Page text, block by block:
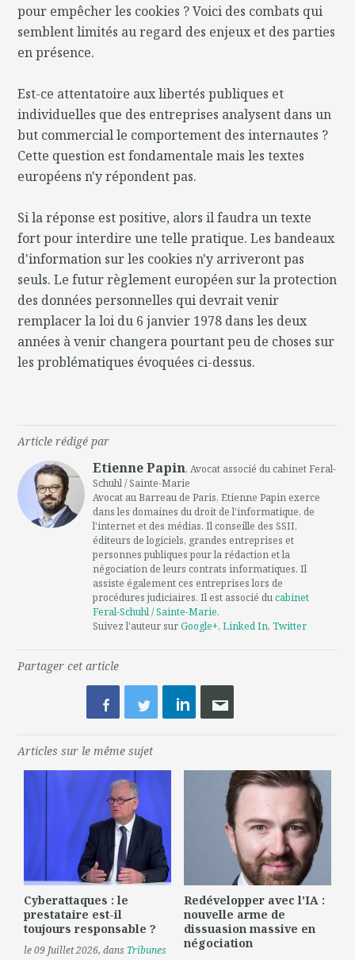
pour empêcher les cookies ? Voici des combats qui
semblent limités au regard des enjeux et des parties
en présence.
Est-ce attentatoire aux libertés publiques et
individuelles que des entreprises analysent dans un
but commercial le comportement des internautes ?
Cette question est fondamentale mais les textes
européens n'y répondent pas.
Si la réponse est positive, alors il faudra un texte
fort pour interdire une telle pratique. Les bandeaux
d'information sur les cookies n'y arriveront pas
seuls. Le futur règlement européen sur la protection
des données personnelles qui devrait venir
remplacer la loi du 6 janvier 1978 dans les deux
années à venir changera pourtant peu de choses sur
les problématiques évoquées ci-dessus.
Article rédigé par
Etienne Papin, Avocat associé du cabinet Feral-
Schuhl / Sainte-Marie
Avocat au Barreau de Paris, Etienne Papin exerce
dans les domaines du droit de l'informatique, de
l'internet et des médias. Il conseille des SSII,
éditeurs de logiciels, grandes entreprises et
personnes publiques pour la rédaction et la
négociation de leurs contrats informatiques. Il
assiste également ces entreprises lors de
procédures judiciaires. Il est associé ducabinet
Feral-Schuhl / Sainte-Marie.
Suivez l'auteur surGoogle+,Linked In,Twitter
Partager cet article
Articles sur le même sujet
Cyberattaques : le
prestataire est-il
toujours responsable ?
le 09 Juillet 2026, dans Tribunes
Redévelopper avec l'IA :
nouvelle arme de
dissuasion massive en
négociation